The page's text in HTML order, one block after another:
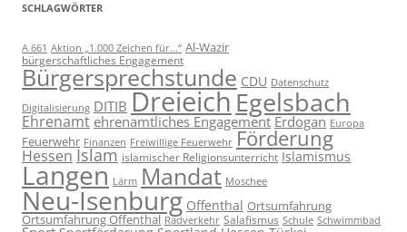
SCHLAGWÖRTER
A 661 Aktion „1.000 Zeichen für...“ Al-Wazir
bürgerschaftliches Engagement
Bürgersprechstunde CDU Datenschutz
Digitalisierung DITIB DreieichEgelsbach
Ehrenamt ehrenamtliches Engagement Erdogan Europa
Feuerwehr Finanzen Freiwillige Feuerwehr Förderung
Hessen Islam islamischer Religionsunterricht Islamismus
Langen Lärm Mandat Moschee
Neu-Isenburg Offenthal Ortsumfahrung
Ortsumfahrung Offenthal Radverkehr Salafismus Schule Schwimmbad